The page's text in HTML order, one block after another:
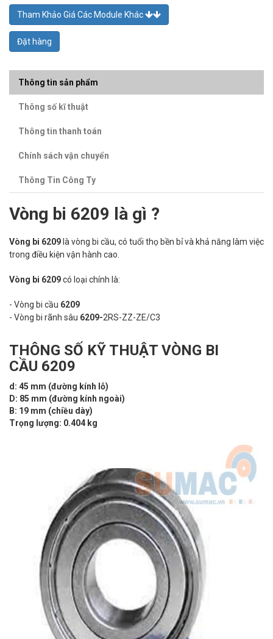
Tham Khảo Giá Các Module Khác
Đặt hàng
Thông tin sản phẩm
Thông số kĩ thuật
Thông tin thanh toán
Chính sách vận chuyển
Thông Tin Công Ty
Vòng bi 6209 là gì ?
Vòng bi 6209 là vòng bi cầu, có tuổi thọ bền bỉ và khả năng làm việc
trong điều kiện vận hành cao.
Vòng bi 6209có loại chính là:
- Vòng bi cầu 6209
- Vòng bi rãnh sâu 6209-2RS-ZZ-ZE/C3
THÔNG SỐ KỸ THUẬT VÒNG BI
CẦU 6209
d: 45 mm (đường kính lỗ)
D: 85 mm (đường kính ngoài)
B: 19 mm (chiều dày)
Trọng lượng: 0.404 kg